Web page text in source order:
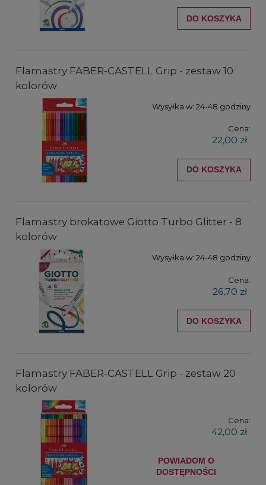
DO KOSZYKA
Flamastry FABER-CASTELL Grip - zestaw 10
kolorów
Wysyłka w: 24-48 godziny
Cena:
22,00 zł
DO KOSZYKA
Flamastry brokatowe Giotto Turbo Glitter - 8
kolorów
Wysyłka w: 24-48 godziny
Cena:
26,70 zł
DO KOSZYKA
Flamastry FABER-CASTELL Grip - zestaw 20
kolorów
Cena:
42,00 zł
POWIADOM O
DOSTĘPNOŚCI